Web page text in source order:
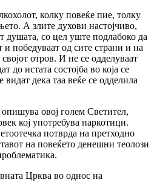
колку повеќе пие, толку
А злите духови настојчиво,
душата, со цел уште подлабоко да
и победуваат од сите страни и на
отров. И не се одделуваат
до истата состојба во која се
дека таа веќе се одделила
опишува овој голем Светител,
кој употребува наркотици.
потврда на претходно
на повеќето денешни теолози
Црква во однос на